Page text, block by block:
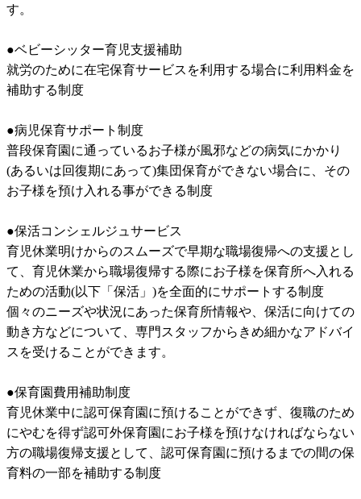
す。
●ベビーシッター育児支援補助
就労のために在宅保育サービスを利用する場合に利用料金を
補助する制度
●病児保育サポート制度
普段保育園に通っているお子様が風邪などの病気にかかり
(あるいは回復期にあって)集団保育ができない場合に、その
お子様を預け入れる事ができる制度
●保活コンシェルジュサービス
育児休業明けからのスムーズで早期な職場復帰への支援とし
て、育児休業から職場復帰する際にお子様を保育所へ入れる
ための活動(以下「保活」)を全面的にサポートする制度
個々のニーズや状況にあった保育所情報や、保活に向けての
動き方などについて、専門スタッフからきめ細かなアドバイ
スを受けることができます。
●保育園費用補助制度
育児休業中に認可保育園に預けることができず、復職のため
にやむを得ず認可外保育園にお子様を預けなければならない
方の職場復帰支援として、認可保育園に預けるまでの間の保
育料の一部を補助する制度